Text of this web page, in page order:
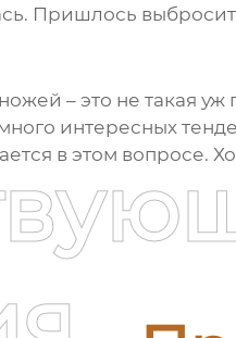
Пришлось
– это не такая
много интересных
в этом вопросе.